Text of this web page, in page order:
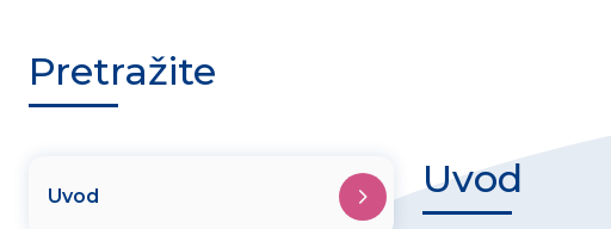
Pretražite
Uvod Uvod